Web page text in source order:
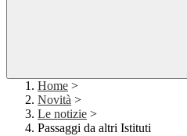
Home >
Novità >
Le notizie >
Passaggi da altri Istituti